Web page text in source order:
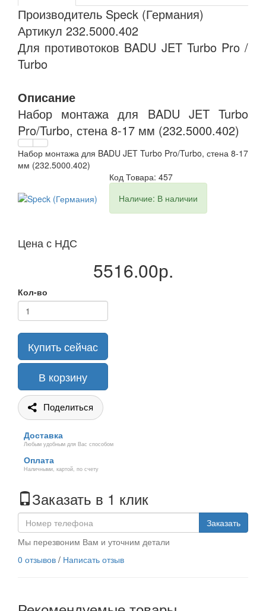
Производитель Speck (Германия)
Артикул 232.5000.402
Для противотоков BADU JET Turbo Pro /
Turbo
Описание
Набор монтажа для BADU JET Turbo
Pro/Turbo, стена 8-17 мм (232.5000.402)
Набор монтажа для BADU JET Turbo Pro/Turbo, стена 8-17
мм (232.5000.402)
Код Товара: 457
Наличие: В наличии
Цена с НДС
5516.00р.
Кол-во
Купить сейчас
В корзину
Поделиться
Доставка
Любым удобным для Вас способом
Оплата
Наличными, картой, по счету
Заказать в 1 клик
Заказать
Мы перезвоним Вам и уточним детали
0 отзывов / Написать отзыв